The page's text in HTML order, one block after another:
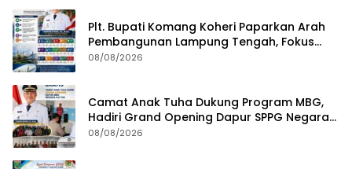
Plt. Bupati Komang Koheri Paparkan Arah
Pembangunan Lampung Tengah, Fokus
pada SDM, Ekonomi, Infrastruktur dan
08/08/2026
Camat Anak Tuha Dukung Program MBG,
Hadiri Grand Opening Dapur SPPG Negara
Aji Tua Lampung Tengah
08/08/2026